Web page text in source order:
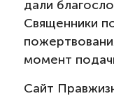
дали
Священники
момент
Сайт